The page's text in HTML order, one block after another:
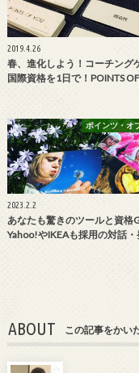
2019.4.26
春、進化しよう！コーチング
国際資格を1日で！POINTS
ポインツ・オ
2023.2.2
あなたも驚きのツールと資格
Yahoo!やIKEAも採用の対話
ABOUT この記事をかい